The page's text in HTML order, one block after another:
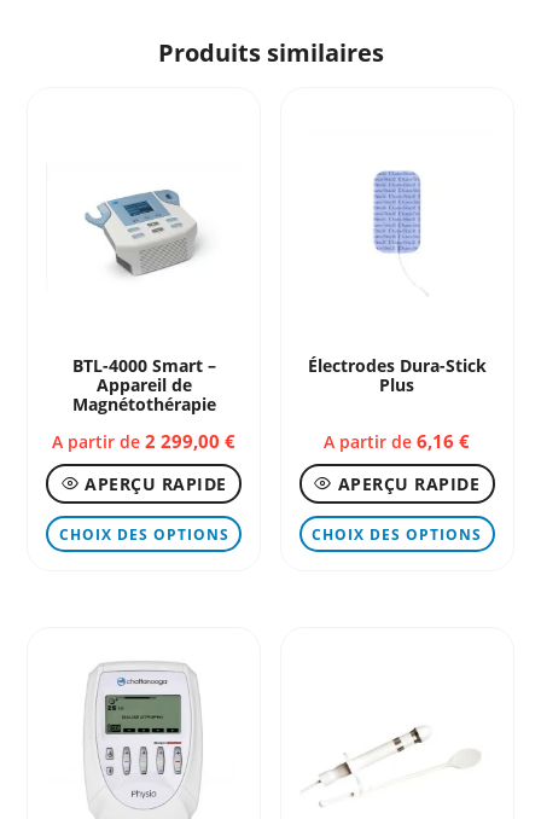
Produits similaires
BTL-4000 Smart –
Appareil de
Magnétothérapie
A partir de2 299,00€
APERÇU RAPIDE
CHOIX DES OPTIONS
produit
choisies
Électrodes Dura-Stick
Plus
A partir de6,16€
APERÇU RAPIDE
CHOIX DES OPTIONS